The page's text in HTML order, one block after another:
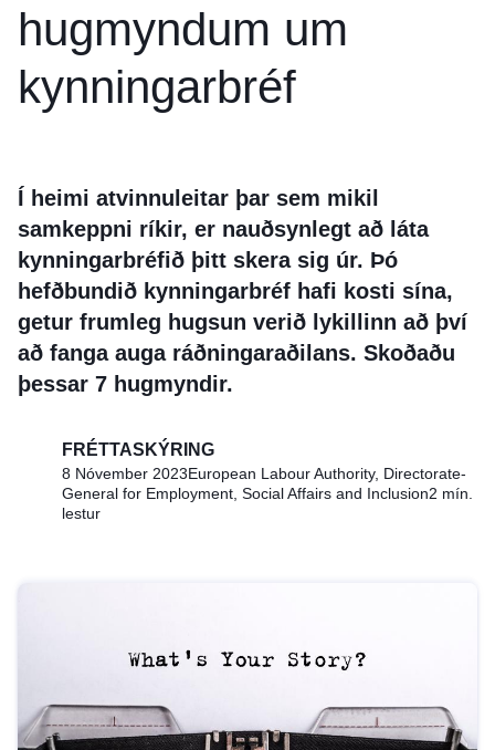
hugmyndum um
kynningarbréf
Í heimi atvinnuleitar þar sem mikil
samkeppni ríkir, er nauðsynlegt að láta
kynningarbréfið þitt skera sig úr. Þó
hefðbundið kynningarbréf hafi kosti sína,
getur frumleg hugsun verið lykillinn að því
að fanga auga ráðningaraðilans. Skoðaðu
þessar 7 hugmyndir.
FRÉTTASKÝRING
8 Nóvember 2023European Labour Authority, Directorate-
General for Employment, Social Affairs and Inclusion2 mín.
lestur